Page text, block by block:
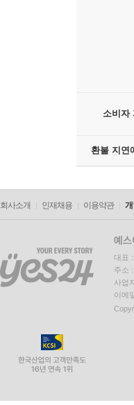
소비자
환불 지연
회사소개 인재채용 이용약관
대표
주소
사업
이메